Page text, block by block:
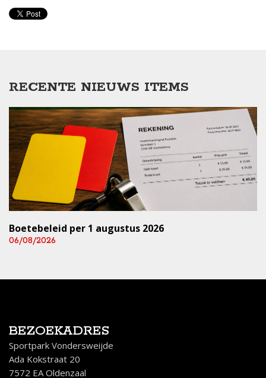
RECENTE NIEUWS ITEMS
Boetebeleid per 1 augustus 2026
06/08/2026
BEZOEKADRES
Sportpark Vondersweijde
Ada Kokstraat 20
7572 EA Oldenzaal